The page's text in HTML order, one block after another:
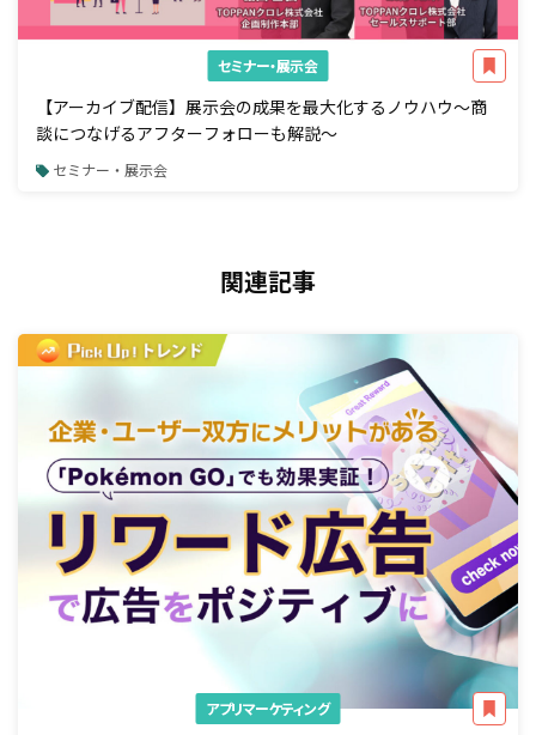
セミナー・展示会
【アーカイブ配信】展示会の成果を最大化するノウハウ～商
談につなげるアフターフォローも解説～
セミナー・展示会
関連記事
アプリマーケティング